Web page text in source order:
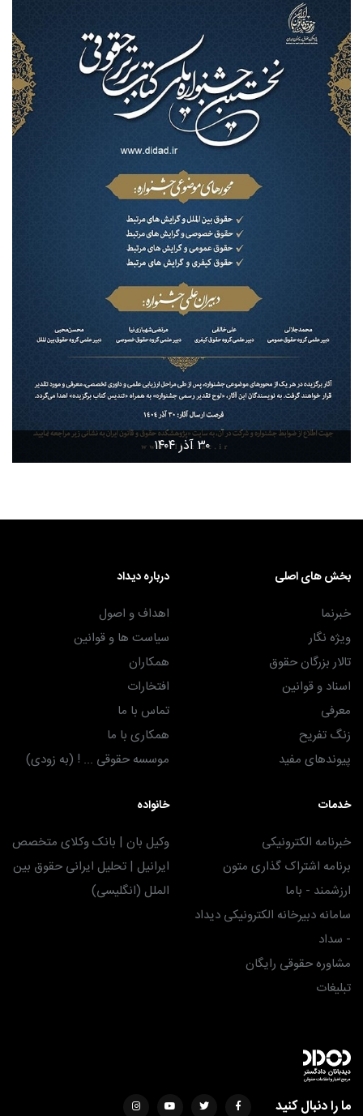
۳۰ آذر ۱۴۰۴
بخش های اصلی
خبرنما
ویژه نگار
تالار بزرگان حقوق
اسناد و قوانین
معرفی
زنگ تفریح
پیوندهای مفید
درباره دیداد
اهداف و اصول
سیاست ها و قوانین
همکاران
افتخارات
تماس با ما
همکاری با ما
موسسه حقوقی ... ! (به زودی)
خدمات
خبرنامه الکترونیکی
برنامه اشتراک گذاری متون
ارزشمند - باما
سامانه دبیرخانه الکترونیکی دیداد
- سداد
مشاوره حقوقی رایگان
تبلیغات
خانواده
وکیل بان | بانک وکلای متخصص
ایرانیل | تحلیل ایرانی حقوق بین
الملل (انگلیسی)
ما را دنبال کنید